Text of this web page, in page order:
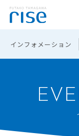
インフォメーション